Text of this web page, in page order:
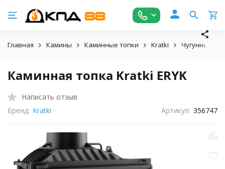
Главная Камины Каминные топки Kratki Чугунные
Каминная топка Kratki ERYK
Написать отзыв
Бренд: Kratki Артикул: 356747